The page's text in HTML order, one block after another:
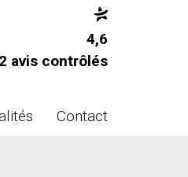
4,6
avis contrôlés
Contact